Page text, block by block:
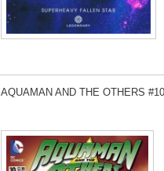
AQUAMAN AND THE OTHERS #10